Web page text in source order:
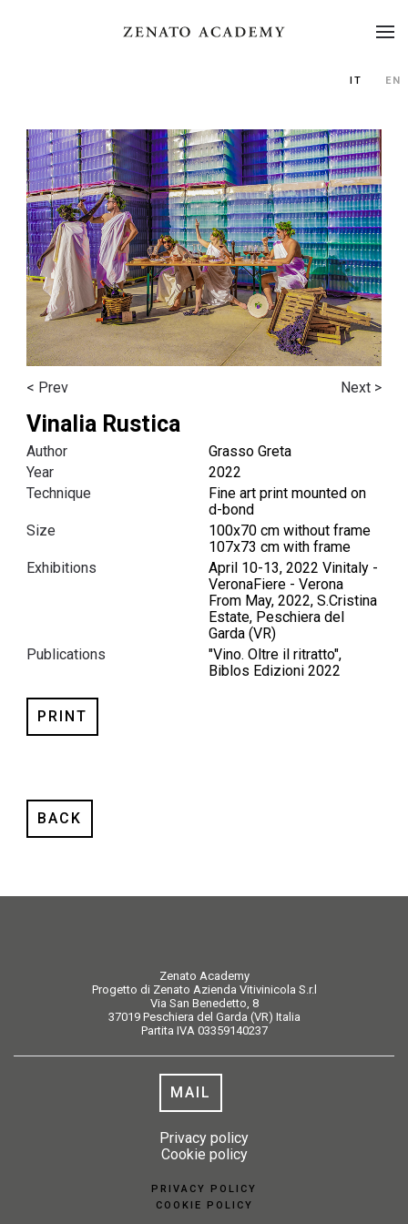
IT EN
< Prev Next >
Vinalia Rustica
Author
Grasso Greta
Year
2022
Technique
Fine art print mounted on
d-bond
Size
100x70 cm without frame
107x73 cm with frame
Exhibitions
April 10-13, 2022 Vinitaly -
VeronaFiere - Verona
From May, 2022, S.Cristina
Estate, Peschiera del
Garda (VR)
Publications
"Vino. Oltre il ritratto",
Biblos Edizioni 2022
PRINT
BACK
Zenato Academy
Progetto di Zenato Azienda Vitivinicola S.r.l
Via San Benedetto, 8
37019 Peschiera del Garda (VR) Italia
Partita IVA 03359140237
MAIL
Privacy policy
Cookie policy
PRIVACY POLICY
COOKIE POLICY